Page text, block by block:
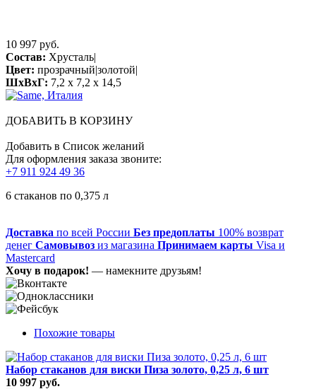
10 997 руб.
Состав: Хрусталь|
Цвет: прозрачный|золотой|
ШхВхГ: 7,2 x 7,2 x 14,5
ДОБАВИТЬ В КОРЗИНУ
Добавить в Список желаний
Для оформления заказа звоните:
+7 911 924 49 36
6 стаканов по 0,375 л
Доставка по всей России Без предоплаты 100% возврат
денег Самовывоз из магазина Принимаем карты Visa и
Mastercard
Хочу в подарок! — намекните друзьям!
Похожие товары
Набор стаканов для виски Пиза золото, 0,25 л, 6 шт
10 997 руб.